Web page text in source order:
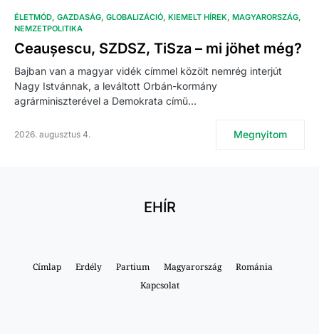
ÉLETMÓD GAZDASÁG GLOBALIZÁCIÓ KIEMELT HÍREK MAGYARORSZÁG
NEMZETPOLITIKA
Ceaușescu, SZDSZ, TiSza – mi jöhet még?
Bajban van a magyar vidék címmel közölt nemrég interjút
Nagy Istvánnak, a leváltott Orbán-kormány
agrárminiszterével a Demokrata című…
2026. augusztus 4. Megnyitom
EHÍR
Címlap Erdély Partium Magyarország
Románia
Kapcsolat